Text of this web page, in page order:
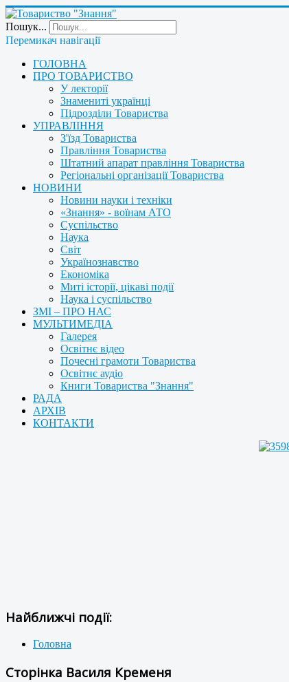
Пошук...
Перемикач навігації
ГОЛОВНА
ПРО ТОВАРИСТВО
У лекторії
Знамениті українці
Підрозділи Товариства
УПРАВЛІННЯ
З'їзд Товариства
Правління Товариства
Штатний апарат правління Товариства
Регіональні організації Товариства
НОВИНИ
Новини науки і техніки
«Знання» - воїнам АТО
Суспільство
Наука
Світ
Українознавство
Економіка
Миті історії, цікаві події
Наука і суспільство
ЗМІ – ПРО НАС
МУЛЬТИМЕДІА
Галерея
Освітнє відео
Почесні грамоти Товариства
Освітнє аудіо
Книги Товариства "Знання"
РАДА
АРХІВ
КОНТАКТИ
Найближчі події:
Головна
Сторінка Василя Кременя